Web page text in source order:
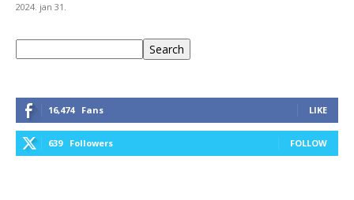
2024. jan 31.
Search
16,474 Fans LIKE
639 Followers FOLLOW